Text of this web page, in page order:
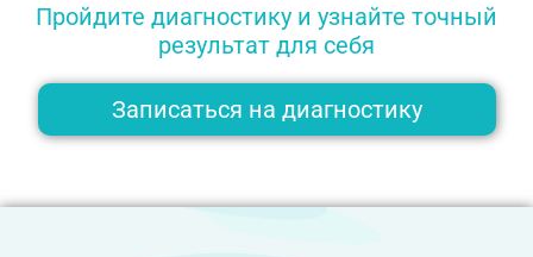
Пройдите диагностику и узнайте точный
результат для себя
Записаться на диагностику